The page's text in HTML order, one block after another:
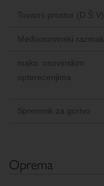
Tovarni prostor (D Š V)
Međuosovinski razmak
maks. osovinskim
opterećenjima
Spremnik za gorivo
Oprema